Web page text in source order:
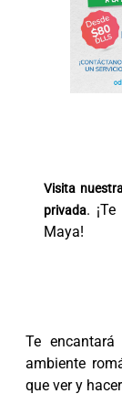
Visita
privada.
Maya!
Te encantará
ambiente
que ver y